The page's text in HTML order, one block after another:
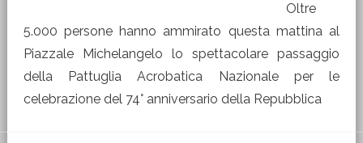
Oltre
5.000 persone hanno ammirato questa mattina al
Piazzale Michelangelo lo spettacolare passaggio
della Pattuglia Acrobatica Nazionale per le
celebrazione del 74° anniversario della Repubblica